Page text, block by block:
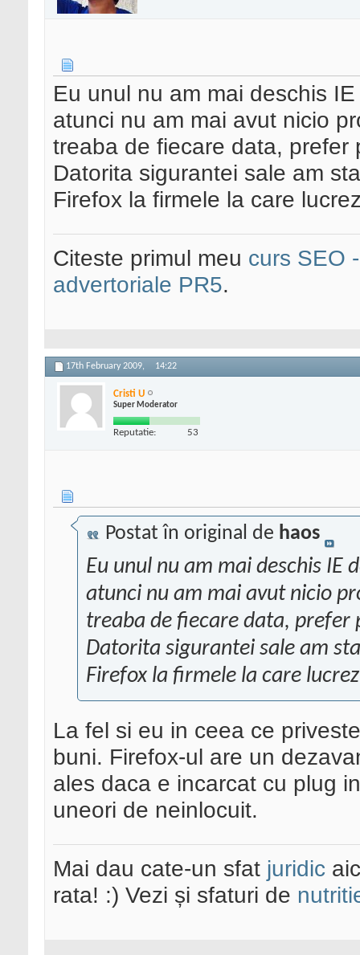
Eu unul nu am mai deschis
atunci nu am mai avut nicio
treaba de fiecare data,
Datorita sigurantei sale am
Firefox la firmele la care
Citeste primul meu curs SEO
advertoriale PR5.
17th February 2009, 14:22
Cristi U
Super Moderator
Reputatie: 53
Postat în original de haos
Eu unul nu am mai deschis IE
atunci nu am mai avut nicio
treaba de fiecare data, prefer
Datorita sigurantei sale am
Firefox la firmele la care
La fel si eu in ceea ce
buni. Firefox-ul are un
ales daca e incarcat cu plug
uneori de neinlocuit.
Mai dau cate-un sfat juridic
rata! :) Vezi și sfaturi de